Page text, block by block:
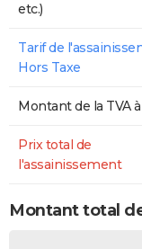
etc.)
Tarif de
Hors Taxe
Montant de la TVA à
Prix total de
l'assainissement
Montant total